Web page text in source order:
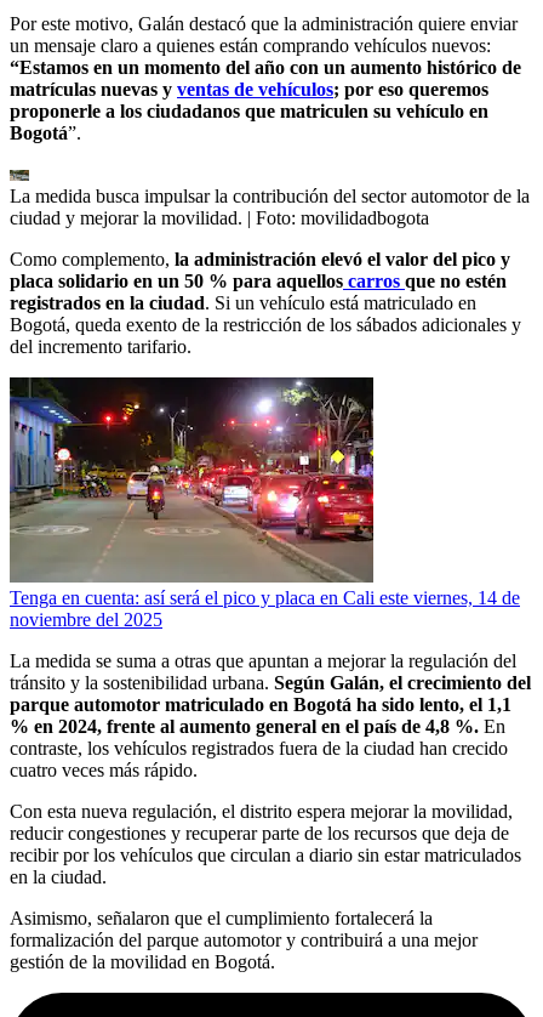
Por este motivo, Galán destacó que la administración quiere enviar
un mensaje claro a quienes están comprando vehículos nuevos:
“Estamos en un momento del año con un aumento histórico de
matrículas nuevas y ventas de vehículos; por eso queremos
proponerle a los ciudadanos que matriculen su vehículo en
Bogotá”.
La medida busca impulsar la contribución del sector automotor de la
ciudad y mejorar la movilidad. | Foto: movilidadbogota
Como complemento, la administración elevó el valor del pico y
placa solidario en un 50 % para aquellos carros que no estén
registrados en la ciudad. Si un vehículo está matriculado en
Bogotá, queda exento de la restricción de los sábados adicionales y
del incremento tarifario.
Tenga en cuenta: así será el pico y placa en Cali este viernes, 14 de
noviembre del 2025
La medida se suma a otras que apuntan a mejorar la regulación del
tránsito y la sostenibilidad urbana. Según Galán, el crecimiento del
parque automotor matriculado en Bogotá ha sido lento, el 1,1
% en 2024, frente al aumento general en el país de 4,8 %. En
contraste, los vehículos registrados fuera de la ciudad han crecido
cuatro veces más rápido.
Con esta nueva regulación, el distrito espera mejorar la movilidad,
reducir congestiones y recuperar parte de los recursos que deja de
recibir por los vehículos que circulan a diario sin estar matriculados
en la ciudad.
Asimismo, señalaron que el cumplimiento fortalecerá la
formalización del parque automotor y contribuirá a una mejor
gestión de la movilidad en Bogotá.